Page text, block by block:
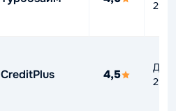
CreditPlus 4,5
До